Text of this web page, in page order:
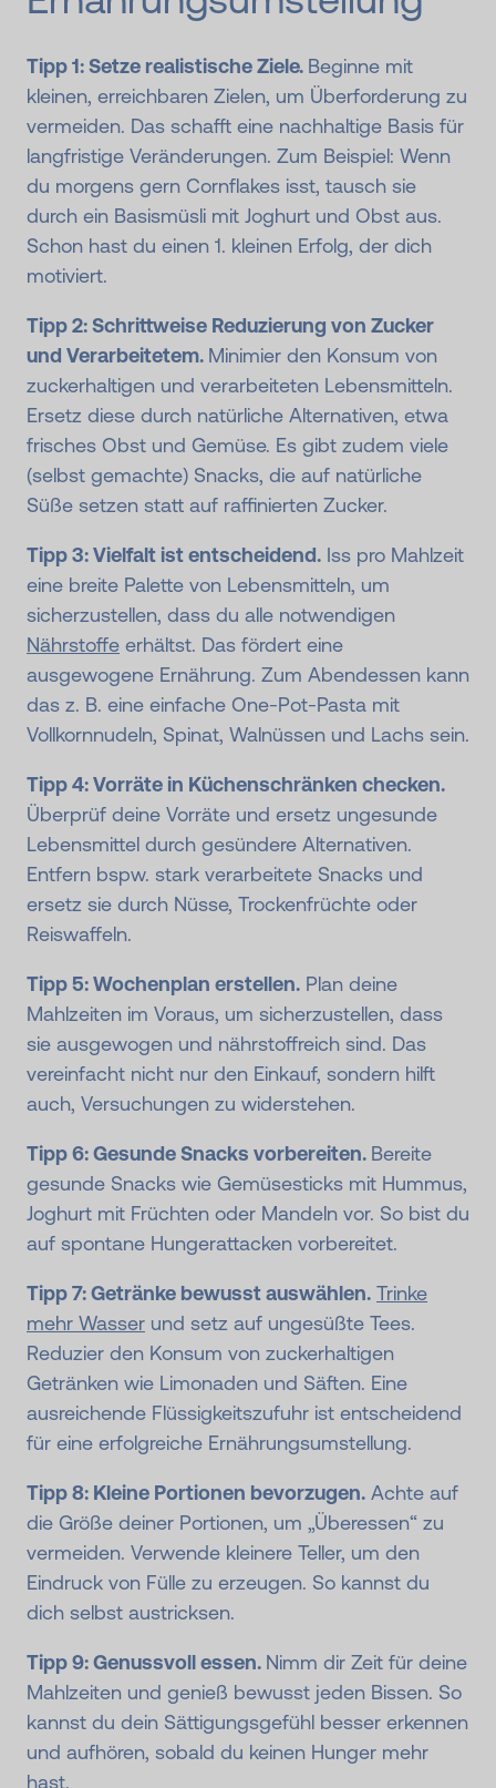
Tipp 1: Setze realistische Ziele. Beginne mit
kleinen, erreichbaren Zielen, um Überforderung zu
vermeiden. Das schafft eine nachhaltige Basis für
langfristige Veränderungen. Zum Beispiel: Wenn
du morgens gern Cornflakes isst, tausch sie
durch ein Basismüsli mit Joghurt und Obst aus.
Schon hast du einen 1. kleinen Erfolg, der dich
motiviert.
Tipp 2: Schrittweise Reduzierung von Zucker
und Verarbeitetem. Minimier den Konsum von
zuckerhaltigen und verarbeiteten Lebensmitteln.
Ersetz diese durch natürliche Alternativen, etwa
frisches Obst und Gemüse. Es gibt zudem viele
(selbst gemachte) Snacks, die auf natürliche
Süße setzen statt auf raffinierten Zucker.
Tipp 3: Vielfalt ist entscheidend. Iss pro Mahlzeit
eine breite Palette von Lebensmitteln, um
sicherzustellen, dass du alle notwendigen
Nährstoffe erhältst. Das fördert eine
ausgewogene Ernährung. Zum Abendessen kann
das z. B. eine einfache One-Pot-Pasta mit
Vollkornnudeln, Spinat, Walnüssen und Lachs sein.
Tipp 4: Vorräte in Küchenschränken checken.
Überprüf deine Vorräte und ersetz ungesunde
Lebensmittel durch gesündere Alternativen.
Entfern bspw. stark verarbeitete Snacks und
ersetz sie durch Nüsse, Trockenfrüchte oder
Reiswaffeln.
Tipp 5: Wochenplan erstellen. Plan deine
Mahlzeiten im Voraus, um sicherzustellen, dass
sie ausgewogen und nährstoffreich sind. Das
vereinfacht nicht nur den Einkauf, sondern hilft
auch, Versuchungen zu widerstehen.
Tipp 6: Gesunde Snacks vorbereiten. Bereite
gesunde Snacks wie Gemüsesticks mit Hummus,
Joghurt mit Früchten oder Mandeln vor. So bist du
auf spontane Hungerattacken vorbereitet.
Tipp 7: Getränke bewusst auswählen. Trinke
mehr Wasser und setz auf ungesüßte Tees.
Reduzier den Konsum von zuckerhaltigen
Getränken wie Limonaden und Säften. Eine
ausreichende Flüssigkeitszufuhr ist entscheidend
für eine erfolgreiche Ernährungsumstellung.
Tipp 8: Kleine Portionen bevorzugen. Achte auf
die Größe deiner Portionen, um „Überessen“ zu
vermeiden. Verwende kleinere Teller, um den
Eindruck von Fülle zu erzeugen. So kannst du
dich selbst austricksen.
Tipp 9: Genussvoll essen. Nimm dir Zeit für deine
Mahlzeiten und genieß bewusst jeden Bissen. So
kannst du dein Sättigungsgefühl besser erkennen
und aufhören, sobald du keinen Hunger mehr
hast.